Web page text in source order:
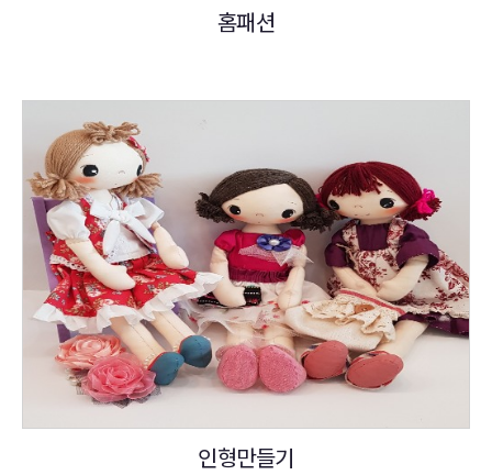
홈패션
인형만들기